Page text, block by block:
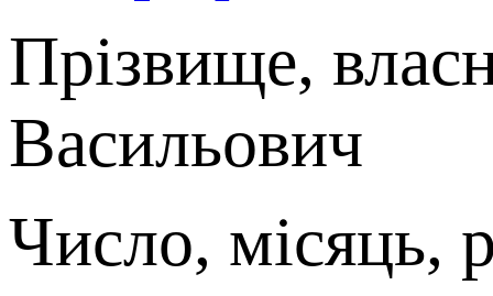
Прізвище,
Васильович
Число, місяць,